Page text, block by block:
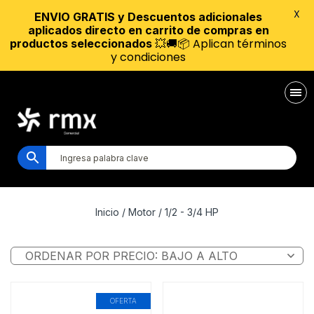
Inicio / Motor / 1/2 - 3/4 HP
OFERTA
ENVIO GRATIS y Descuentos adicionales
aplicados directo en carrito de compras en
productos seleccionados 💥🚚📦 Aplican términos
y condiciones
X